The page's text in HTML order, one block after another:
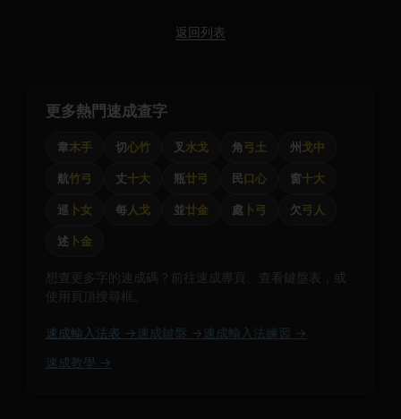
返回列表
更多熱門速成查字
韋木手 切心竹 叉 水戈 角弓土 州 戈中
航竹弓 丈十大 瓶廿弓 民口心 窗十大
巡 卜女 每人戈 並廿金 處 卜弓 欠弓人
述 卜金
想查更多字的速成碼？前往速成專頁、查看鍵盤表，或
使用頁頂搜尋框。
速成輸入法表 → 速成鍵盤 → 速成輸入法練習 →
速成教學 →